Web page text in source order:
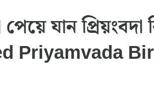
যান প্রিয়ংবদা
Priyamvada